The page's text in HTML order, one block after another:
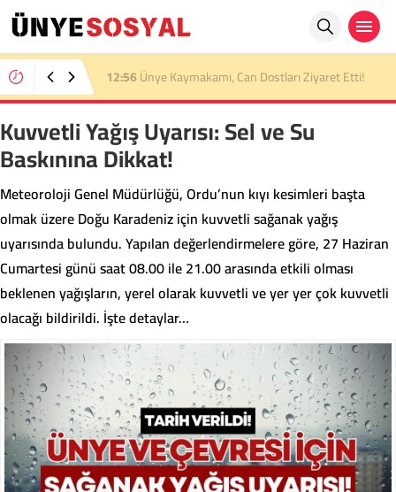
23:2629 Yaşındaki Ordulu Emre Kotan Trafik
Kazasında Hayatını Kaybetti
Kuvvetli Yağış Uyarısı: Sel ve Su
Baskınına Dikkat!
Meteoroloji Genel Müdürlüğü, Ordu’nun kıyı kesimleri başta
olmak üzere Doğu Karadeniz için kuvvetli sağanak yağış
uyarısında bulundu. Yapılan değerlendirmelere göre, 27 Haziran
Cumartesi günü saat 08.00 ile 21.00 arasında etkili olması
beklenen yağışların, yerel olarak kuvvetli ve yer yer çok kuvvetli
olacağı bildirildi. İşte detaylar…